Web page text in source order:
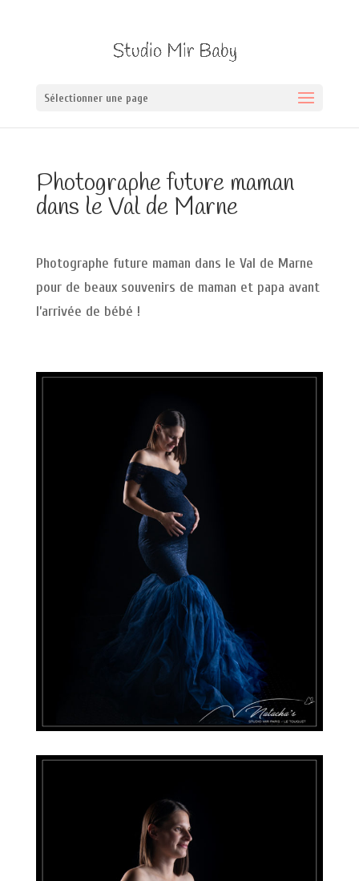
Sélectionner une page
Photographe future maman
dans le Val de Marne
Photographe future maman dans le Val de Marne
pour de beaux souvenirs de maman et papa avant
l’arrivée de bébé !